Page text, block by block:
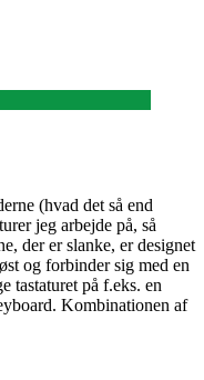
(hvad det så end
jeg arbejde på, så
der er slanke, er designet
og forbinder sig med en
tastaturet på f.eks. en
Kombinationen af